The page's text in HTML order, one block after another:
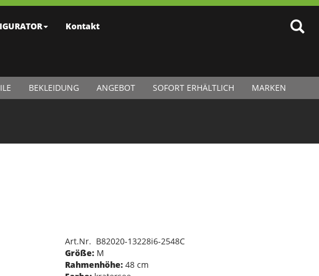
Kontakt
BEKLEIDUNG ANGEBOT SOFORT ERHÄLTLICH MARKEN
Art.Nr. B82020-13228i6-2548C
Größe:M
Rahmenhöhe:48 cm